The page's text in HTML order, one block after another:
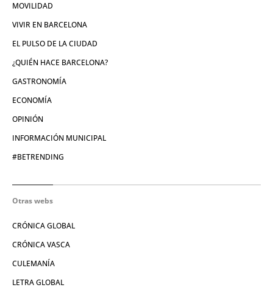
MOVILIDAD
VIVIR EN BARCELONA
EL PULSO DE LA CIUDAD
¿QUIÉN HACE BARCELONA?
GASTRONOMÍA
ECONOMÍA
OPINIÓN
INFORMACIÓN MUNICIPAL
#BETRENDING
Otras webs
CRÓNICA GLOBAL
CRÓNICA VASCA
CULEMANÍA
LETRA GLOBAL